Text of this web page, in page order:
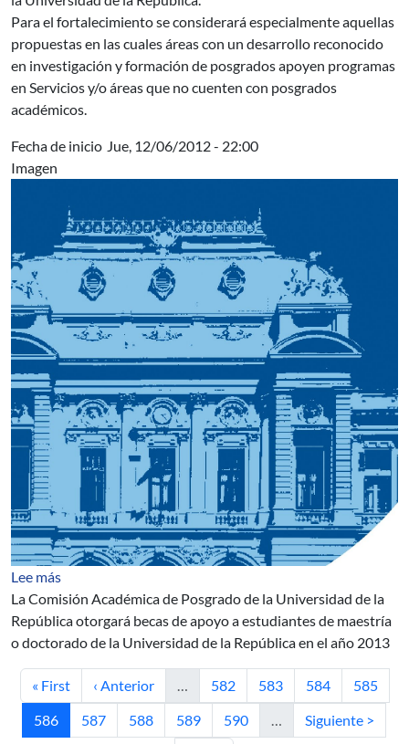
Para el fortalecimiento se considerará especialmente aquellas
propuestas en las cuales áreas con un desarrollo reconocido
en investigación y formación de posgrados apoyen programas
en Servicios y/o áreas que no cuenten con posgrados
académicos.
Fecha de inicio Jue, 12/06/2012 - 22:00
Imagen
Lee mássobre Becas de Apoyo a Posgrados
La Comisión Académica de Posgrado de la Universidad de la
República otorgará becas de apoyo a estudiantes de maestría
o doctorado de la Universidad de la República en el año 2013
Primera página
« First Página anterior
‹ Anterior … Página
582 Página
583 Página
584 Página
585
Página actual
586 Página
587 Página
588 Página
589 Página
590 … Siguiente página
Siguiente >